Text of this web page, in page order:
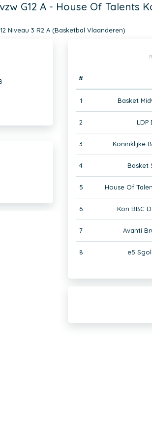
G12 A - House Of Talents
Niveau 3 R2 A (Basketbal Vlaanderen)
#
1 Basket
2 LDP
3 Koninklijke
4 Basket
5 House Of
6 Kon BBC
7 Avanti
8 e5